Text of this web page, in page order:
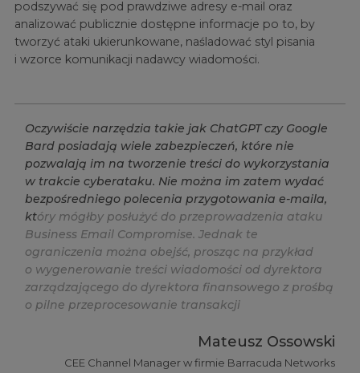
podszywać się pod prawdziwe adresy e-mail oraz
analizować publicznie dostępne informacje po to, by
tworzyć ataki ukierunkowane, naśladować styl pisania
i wzorce komunikacji nadawcy wiadomości.
Oczywiście narzędzia takie jak ChatGPT czy Google
Bard posiadają wiele zabezpieczeń, które nie
pozwalają im na tworzenie treści do wykorzystania
w trakcie cyberataku. Nie można im zatem wydać
bezpośredniego polecenia przygotowania e-maila,
który mógłby posłużyć do przeprowadzenia ataku
Business Email Compromise. Jednak te
ograniczenia można obejść, prosząc na przykład
o wygenerowanie treści wiadomości od dyrektora
zarządzającego do dyrektora fnansowego z prośbą
o pilne przeprocesowanie transakcji
Mateusz Ossowski
CEE Channel Manager w firmie Barracuda Networks